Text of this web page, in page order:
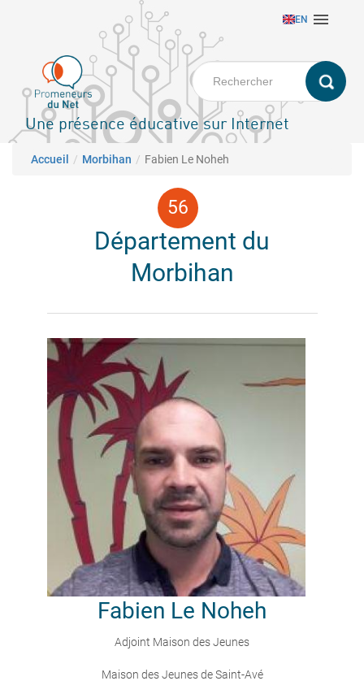
principal
EN 
Une présence éducative sur Internet
Fil d'Ariane
Accueil Morbihan Fabien Le Noheh
Département du
Morbihan
Fabien Le Noheh
Adjoint Maison des Jeunes
Maison des Jeunes de Saint-Avé